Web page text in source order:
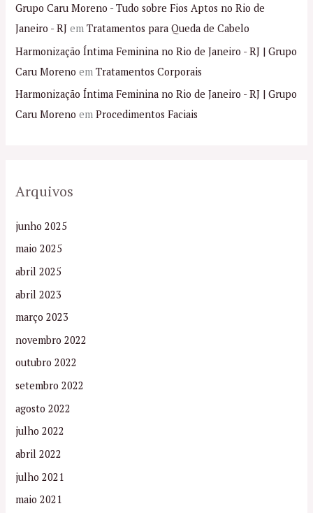
Grupo Caru Moreno - Tudo sobre Fios Aptos no Rio de
Janeiro - RJ emTratamentos para Queda de Cabelo
Harmonização Íntima Feminina no Rio de Janeiro - RJ | Grupo
Caru Moreno emTratamentos Corporais
Harmonização Íntima Feminina no Rio de Janeiro - RJ | Grupo
Caru Moreno emProcedimentos Faciais
Arquivos
junho 2025
maio 2025
abril 2025
abril 2023
março 2023
novembro 2022
outubro 2022
setembro 2022
agosto 2022
julho 2022
abril 2022
julho 2021
maio 2021